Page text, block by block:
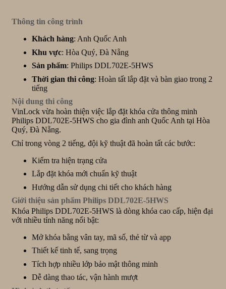
Thông tin công trình
Khách hàng: Anh Quốc Anh
Khu vực: Hòa Quý, Đà Nẵng
Sản phẩm: Philips DDL702E-5HWS
Thời gian thi công: Hoàn tất lắp đặt và bàn giao trong 2
tiếng
Nội dung thi công
VinLock vừa hoàn thiện việc lắp đặt khóa cửa thông minh
Philips DDL702E-5HWS cho gia đình anh Quốc Anh tại Hòa
Quý, Đà Nẵng.
Chỉ trong vòng 2 tiếng, đội kỹ thuật đã hoàn tất các bước:
Kiểm tra hiện trạng cửa
Lắp đặt khóa mới chuẩn kỹ thuật
Hướng dẫn sử dụng chi tiết cho khách hàng
Giới thiệu sản phẩm Philips DDL702E-5HWS
Khóa Philips DDL702E-5HWS là dòng khóa cao cấp, hiện đại
với nhiều tính năng nổi bật:
Mở khóa bằng vân tay, mã số, thẻ từ và app
Thiết kế tinh tế, sang trọng
Tích hợp nhiều lớp bảo mật thông minh
Dễ dàng thao tác, vận hành mượt